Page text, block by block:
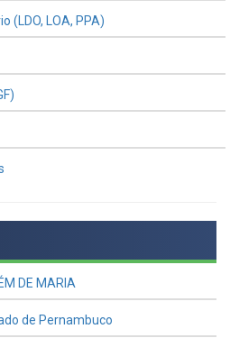
(LDO, LOA, PPA)
DE MARIA
de Pernambuco